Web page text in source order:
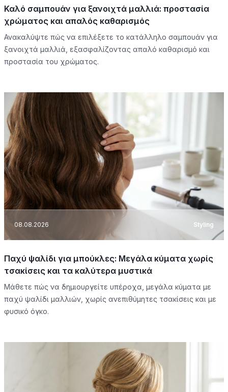
Καλό σαμπουάν για ξανοιχτά μαλλιά: προστασία
χρώματος και απαλός καθαρισμός
Ανακαλύψτε πώς να επιλέξετε το κατάλληλο σαμπουάν για
ξανοιχτά μαλλιά, εξασφαλίζοντας απαλό καθαρισμό και
προστασία του χρώματος.
08.08.2026 Styling
Παχύ ψαλίδι για μπούκλες: Μεγάλα κύματα χωρίς
τσακίσεις και τα καλύτερα μυστικά
Μάθετε πώς να δημιουργείτε υπέροχα, μεγάλα κύματα με
παχύ ψαλίδι μαλλιών, χωρίς ανεπιθύμητες τσακίσεις και με
φυσικό όγκο.